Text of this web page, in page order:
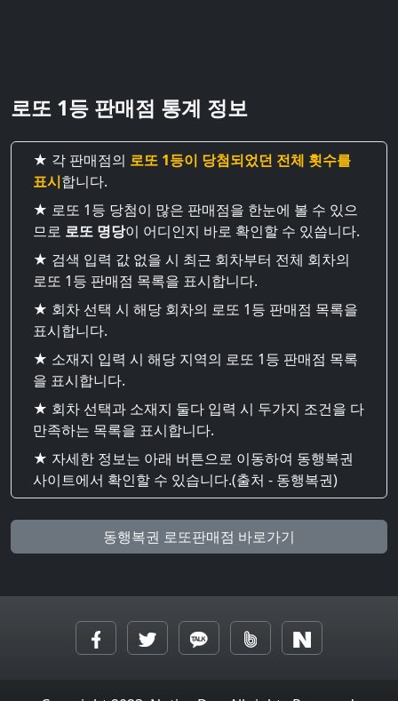
로또 1등 판매점 통계 정보
★ 각 판매점의 로또 1등이 당첨되었던 전체 횟수를
표시합니다.
★ 로또 1등 당첨이 많은 판매점을 한눈에 볼 수 있으
므로 로또 명당이 어디인지 바로 확인할 수 있씁니다.
★ 검색 입력 값 없을 시 최근 회차부터 전체 회차의
로또 1등 판매점 목록을 표시합니다.
★ 회차 선택 시 해당 회차의 로또 1등 판매점 목록을
표시합니다.
★ 소재지 입력 시 해당 지역의 로또 1등 판매점 목록
을 표시합니다.
★ 회차 선택과 소재지 둘다 입력 시 두가지 조건을 다
만족하는 목록을 표시합니다.
★ 자세한 정보는 아래 버튼으로 이동하여 동행복권
사이트에서 확인할 수 있습니다.(출처 - 동행복권)
동행복권 로또판매점 바로가기